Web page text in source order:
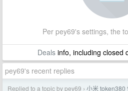
Per pey69's settings, the
Dealsinfo, including closed
pey69's recent replies
Replied to a topic by pey69 › 小米 token380